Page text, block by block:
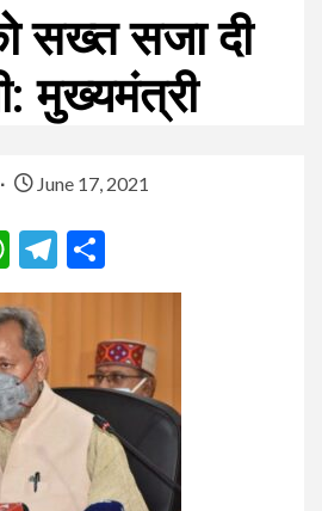
सख्त सजा दी
मुख्यमंत्री
June 17, 2021
WhatsApp
Telegram